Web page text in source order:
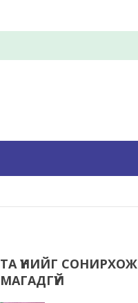
ТА ҮҮНИЙГ СОНИРХОЖ
МАГАДГҮЙ